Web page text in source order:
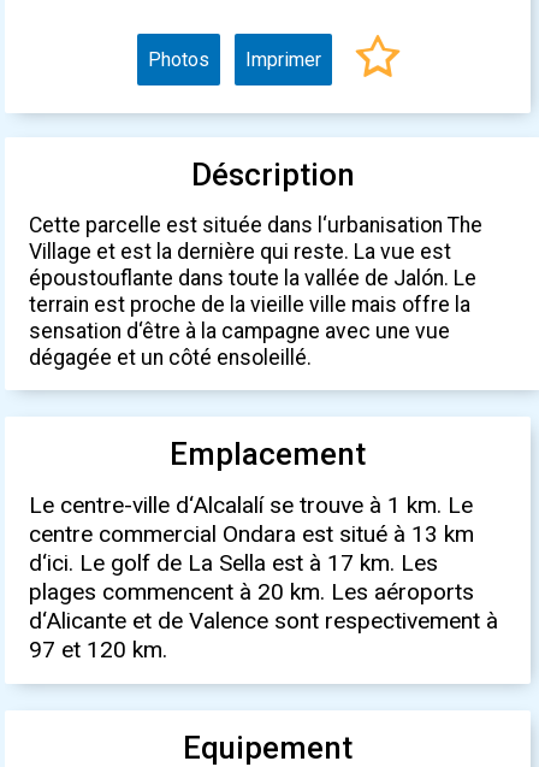
Photos Imprimer
Déscription
Cette parcelle est située dans l‘urbanisation The
Village et est la dernière qui reste. La vue est
époustouflante dans toute la vallée de Jalón. Le
terrain est proche de la vieille ville mais offre la
sensation d‘être à la campagne avec une vue
dégagée et un côté ensoleillé.
Emplacement
Le centre-ville d‘Alcalalí se trouve à 1 km. Le
centre commercial Ondara est situé à 13 km
d‘ici. Le golf de La Sella est à 17 km. Les
plages commencent à 20 km. Les aéroports
d‘Alicante et de Valence sont respectivement à
97 et 120 km.
Equipement